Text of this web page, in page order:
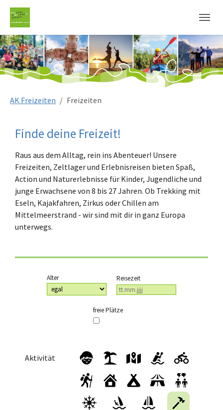
AK Freizeiten Freizeiten
Finde deine Freizeit!
Raus aus dem Alltag, rein ins Abenteuer! Unsere
Freizeiten, Zeltlager und Erlebnisreisen bieten Spaß,
Action und Naturerlebnisse für Kinder, Jugendliche und
junge Erwachsene von 8 bis 27 Jahren. Ob Trekking mit
Eseln, Kajakfahren, Zirkus oder Chillen am
Mittelmeerstrand - wir sind mit dir in ganz Europa
unterwegs.
Alter Reisezeit
freie Plätze
Aktivität